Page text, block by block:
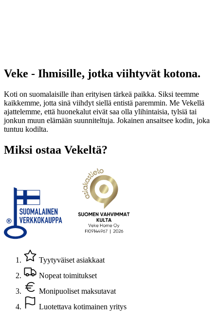
Veke - Ihmisille, jotka viihtyvät kotona.
Koti on suomalaisille ihan erityisen tärkeä paikka. Siksi teemme
kaikkemme, jotta sinä viihdyt siellä entistä paremmin. Me Vekellä
ajattelemme, että huonekalut eivät saa olla ylihintaisia, tylsiä tai
jonkun muun elämään suunniteltuja. Jokainen ansaitsee kodin, joka
tuntuu kodilta.
Miksi ostaa Vekeltä?
Tyytyväiset asiakkaat
Nopeat toimitukset
Monipuoliset maksutavat
Luotettava kotimainen yritys